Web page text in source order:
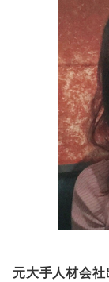
元大手人材会